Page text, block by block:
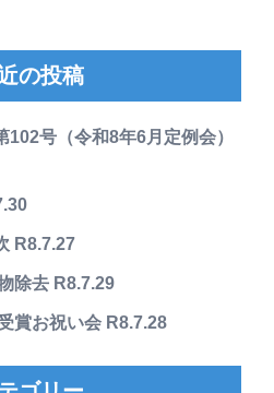
の投稿
号（令和8年6月定例会）
R8.7.27
除去 R8.7.29
賞お祝い会 R8.7.28